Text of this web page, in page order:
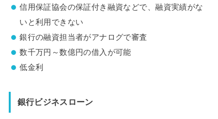
信用保証協会の保証付き融資などで、融資実績がな
いと利用できない
銀行の融資担当者がアナログで審査
数千万円～数億円の借入が可能
低金利
銀行ビジネスローン